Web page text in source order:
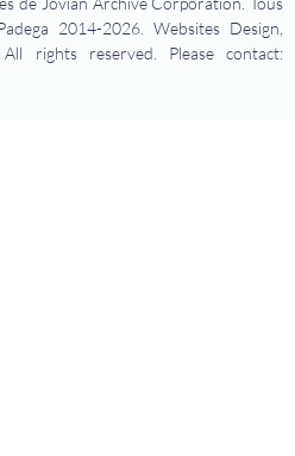
2014-2026. Websites Design,
rights reserved. Please contact: